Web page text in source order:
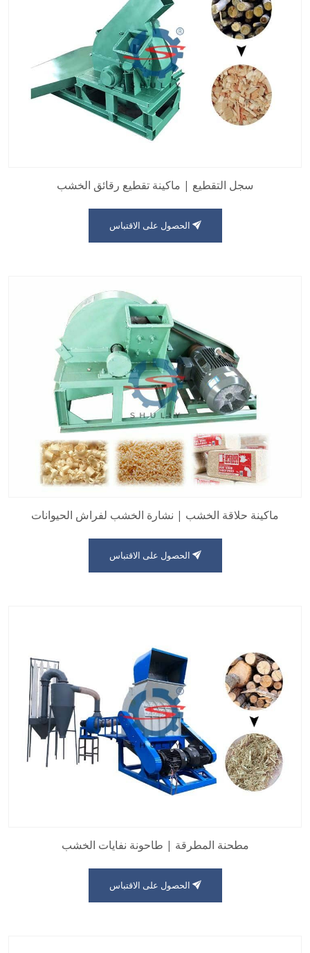
سجل التقطيع | ماكينة تقطيع رقائق الخشب
الحصول على الاقتباس
ماكينة حلاقة الخشب | نشارة الخشب لفراش الحيوانات
الحصول على الاقتباس
مطحنة المطرقة | طاحونة نفايات الخشب
الحصول على الاقتباس